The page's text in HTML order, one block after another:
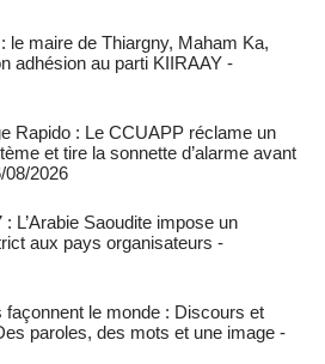
le maire de Thiargny, Maham Ka,
adhésion au parti KIIRAAY -
Rapido : Le CCUAPP réclame un
et tire la sonnette d’alarme avant
08/2026
: L’Arabie Saoudite impose un
aux pays organisateurs -
façonnent le monde : Discours et
paroles, des mots et une image -